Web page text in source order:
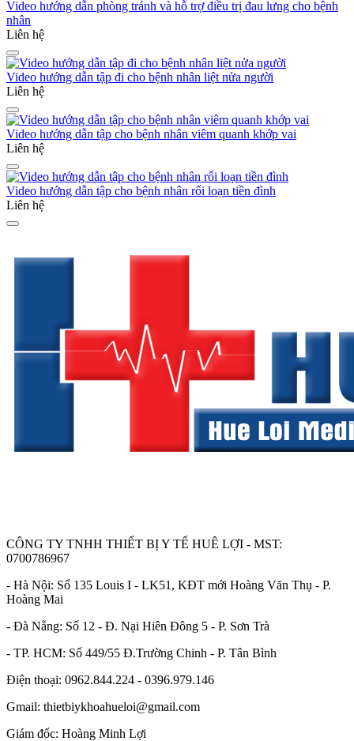
Video hướng dẫn phòng tránh và hỗ trợ điều trị đau lưng cho bệnh
nhân
Liên hệ
Video hướng dẫn tập đi cho bệnh nhân liệt nửa người
Liên hệ
Video hướng dẫn tập cho bệnh nhân viêm quanh khớp vai
Liên hệ
Video hướng dẫn tập cho bệnh nhân rối loạn tiền đình
Liên hệ
CÔNG TY TNHH THIẾT BỊ Y TẾ HUÊ LỢI - MST:
0700786967
- Hà Nội: Số 135 Louis I - LK51, KĐT mới Hoàng Văn Thụ - P.
Hoàng Mai
- Đà Nẵng: Số 12 - Đ. Nại Hiên Đông 5 - P. Sơn Trà
- TP. HCM: Số 449/55 Đ.Trường Chinh - P. Tân Bình
Điện thoại: 0962.844.224 - 0396.979.146
Gmail: thietbiykhoahueloi@gmail.com
Giám đốc: Hoàng Minh Lợi